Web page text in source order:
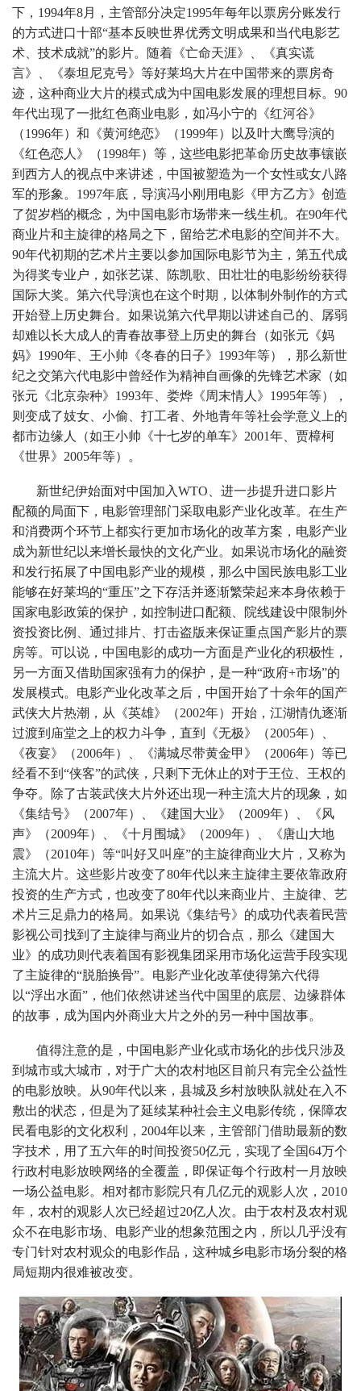
下，1994年8月，主管部分决定1995年每年以票房分账发行
的方式进口十部“基本反映世界优秀文明成果和当代电影艺
术、技术成就”的影片。随着《亡命天涯》、《真实谎
言》、《泰坦尼克号》等好莱坞大片在中国带来的票房奇
迹，这种商业大片的模式成为中国电影发展的理想目标。90
年代出现了一批红色商业电影，如冯小宁的《红河谷》
（1996年）和《黄河绝恋》（1999年）以及叶大鹰导演的
《红色恋人》（1998年）等，这些电影把革命历史故事镶嵌
到西方人的视点中来讲述，中国被塑造为一个女性或女八路
军的形象。1997年底，导演冯小刚用电影《甲方乙方》创造
了贺岁档的概念，为中国电影市场带来一线生机。在90年代
商业片和主旋律的格局之下，留给艺术电影的空间并不大。
90年代初期的艺术片主要以参加国际电影节为主，第五代成
为得奖专业户，如张艺谋、陈凯歌、田壮壮的电影纷纷获得
国际大奖。第六代导演也在这个时期，以体制外制作的方式
开始登上历史舞台。如果说第六代早期以讲述自己的、孱弱
却难以长大成人的青春故事登上历史的舞台（如张元《妈
妈》1990年、王小帅《冬春的日子》1993年等），那么新世
纪之交第六代电影中曾经作为精神自画像的先锋艺术家（如
张元《北京杂种》1993年、娄烨《周末情人》1995年等），
则变成了妓女、小偷、打工者、外地青年等社会学意义上的
都市边缘人（如王小帅《十七岁的单车》2001年、贾樟柯
《世界》2005年等）。
新世纪伊始面对中国加入WTO、进一步提升进口影片
配额的局面下，电影管理部门采取电影产业化改革。在生产
和消费两个环节上都实行更加市场化的改革方案，电影产业
成为新世纪以来增长最快的文化产业。如果说市场化的融资
和发行拓展了中国电影产业的规模，那么中国民族电影工业
能够在好莱坞的“重压”之下存活并逐渐繁荣起来本身依赖于
国家电影政策的保护，如控制进口配额、院线建设中限制外
资投资比例、通过排片、打击盗版来保证重点国产影片的票
房等。可以说，中国电影的成功一方面是产业化的积极性，
另一方面又借助国家强有力的保护，是一种“政府+市场”的
发展模式。电影产业化改革之后，中国开始了十余年的国产
武侠大片热潮，从《英雄》（2002年）开始，江湖情仇逐渐
过渡到庙堂之上的权力斗争，直到《无极》（2005年）、
《夜宴》（2006年）、《满城尽带黄金甲》（2006年）等已
经看不到“侠客”的武侠，只剩下无休止的对于王位、王权的
争夺。除了古装武侠大片外还出现一种主流大片的现象，如
《集结号》（2007年）、《建国大业》（2009年）、《风
声》（2009年）、《十月围城》（2009年）、《唐山大地
震》（2010年）等“叫好又叫座”的主旋律商业大片，又称为
主流大片。这些影片改变了80年代以来主旋律主要依靠政府
投资的生产方式，也改变了80年代以来商业片、主旋律、艺
术片三足鼎力的格局。如果说《集结号》的成功代表着民营
影视公司找到了主旋律与商业片的切合点，那么《建国大
业》的成功则代表着国有影视集团采用市场化运营手段实现
了主旋律的“脱胎换骨”。电影产业化改革使得第六代得
以“浮出水面”，他们依然讲述当代中国里的底层、边缘群体
的故事，成为国内外商业大片之外的另一种中国故事。
值得注意的是，中国电影产业化或市场化的步伐只涉及
到城市或大城市，对于广大的农村地区目前只有完全公益性
的电影放映。从90年代以来，县城及乡村放映队就处在入不
敷出的状态，但是为了延续某种社会主义电影传统，保障农
民看电影的文化权利，2004年以来，主管部门借助最新的数
字技术，用了五六年的时间投资50亿元，实现了全国64万个
行政村电影放映网络的全覆盖，即保证每个行政村一月放映
一场公益电影。相对都市影院只有几亿元的观影人次，2010
年，农村的观影人次已经超过20亿人次。由于农村及农村观
众不在电影市场、电影产业的想象范围之内，所以几乎没有
专门针对农村观众的电影作品，这种城乡电影市场分裂的格
局短期内很难被改变。